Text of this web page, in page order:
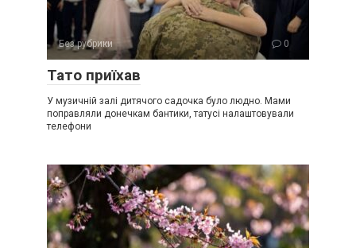
Без рубрики 0
Тато приїхав
У музичній залі дитячого садочка було людно. Мами
поправляли донечкам бантики, татусі налаштовували
телефони